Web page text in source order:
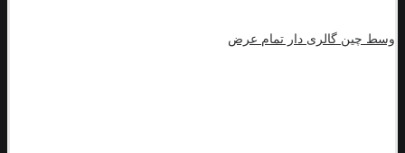
وسط چین گالری دار تمام عرض